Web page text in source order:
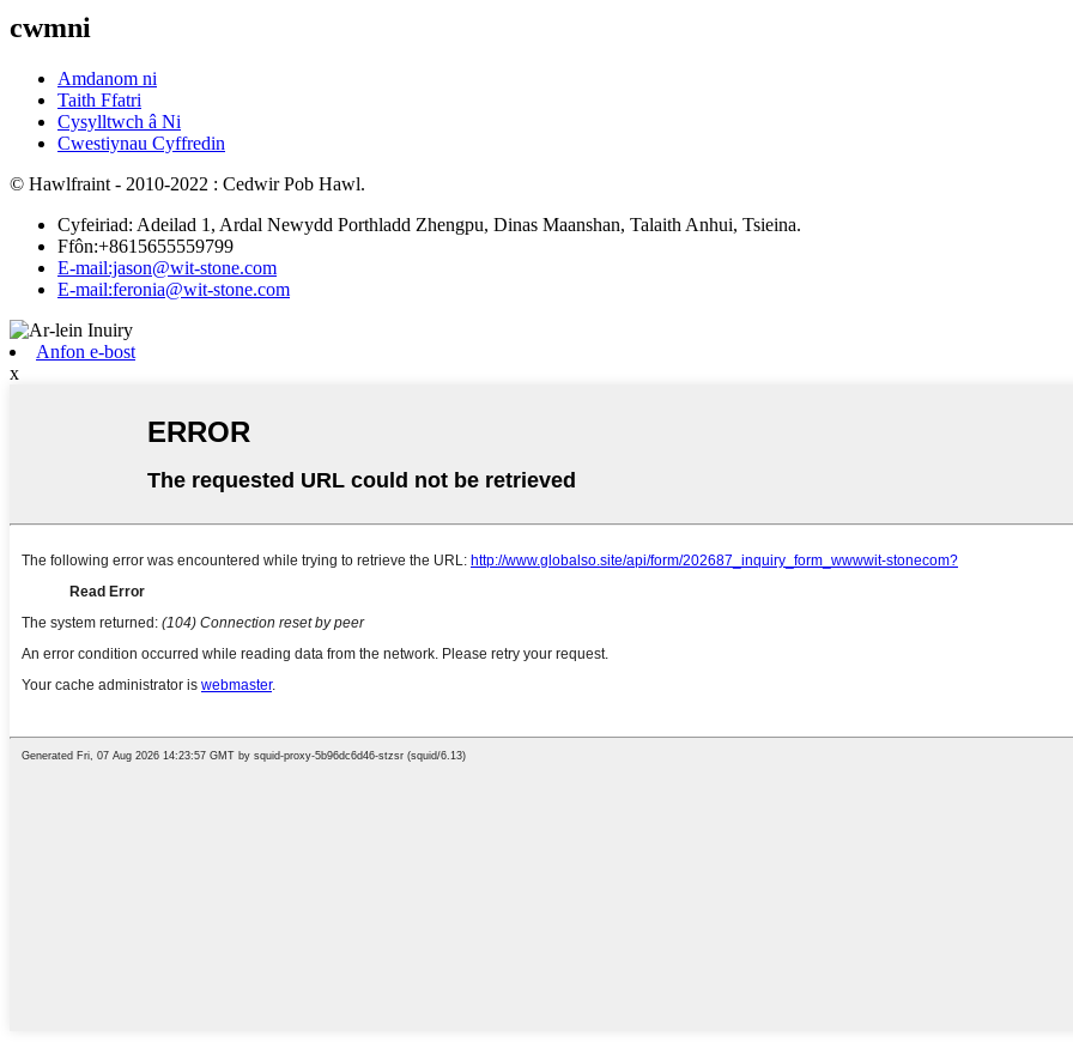
cwmni
Amdanom ni
Taith Ffatri
Cysylltwch â Ni
Cwestiynau Cyffredin
© Hawlfraint - 2010-2022 : Cedwir Pob Hawl.
Cyfeiriad: Adeilad 1, Ardal Newydd Porthladd Zhengpu, Dinas Maanshan, Talaith Anhui, Tsieina.
Ffôn:+8615655559799
E-mail:jason@wit-stone.com
E-mail:feronia@wit-stone.com
Anfon e-bost
x